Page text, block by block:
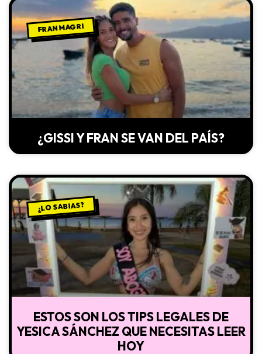
FRAN MAGRI
¿GISSI Y FRAN SE VAN DEL PAÍS?
¿LO SABIAS?
ESTOS SON LOS TIPS LEGALES DE
YESICA SÁNCHEZ QUE NECESITAS LEER
HOY